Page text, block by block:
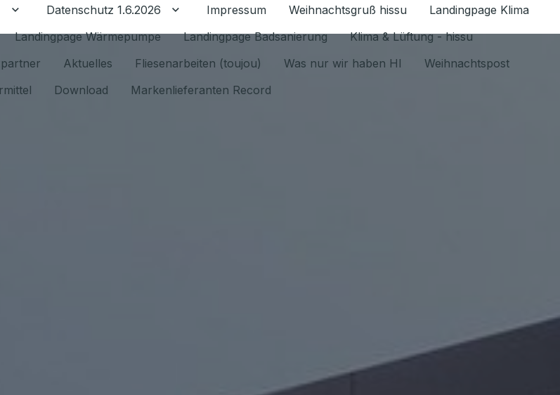
Untermenü für Ratgeber umschalten
Datenschutz 1.6.2026 Untermenü für Datenschutz 1.6.2026 umschalten
Impressum Weihnachtsgruß hissu
Landingpage Klima
Landingpage Wärmepumpe Landingpage Badsanierung
Klima & Lüftung - hissu
Aktuelles Fliesenarbeiten (toujou) Was nur wir haben HI
Weihnachtspost
Download Markenlieferanten Record